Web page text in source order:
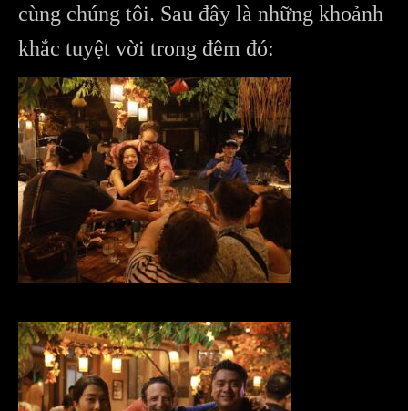
cùng chúng tôi. Sau đây là những khoảnh
khắc tuyệt vời trong đêm đó: